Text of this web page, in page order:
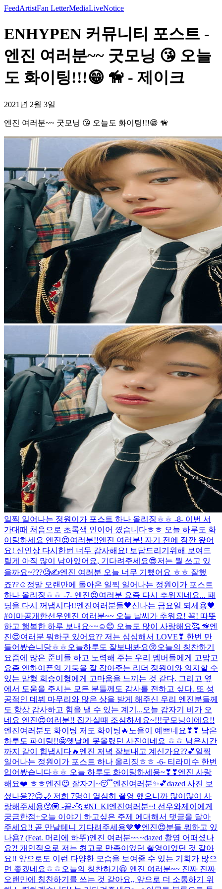
FeedArtistFan LetterMediaLiveNotice
ENHYPEN 커뮤니티 포스트 -
엔진 여러분~~ 굿모닝 😘 오늘
도 화이팅!!!😁 🦮 - 제이크
2021년 2월 3일
엔진 여러분~~ 굿모닝 😘 오늘도 화이팅!!!😁 🦮
일찍 일어나는 정원이가 포스트 하나 올리징ㅎㅎ -8- 이번 서
가대때 처음으로 초록색 인이어 꼈습니다ㅎㅎ 오늘 하루도 화
이팅하세요 엔진😍여러분!!엔진 여러분! 자기 전에 잠깐 왔어
요! 신인상 다시한번 너무 감사해요! 보답드리기위해 보여드
릴게 아직 많이 남아있어요, 기다려주세요😎저는 뭘 쓰고 있
을까요~???🧐✍️엔진 여러분 오늘 너무 기뻤어요 ㅎㅎ 잘했
죠??☺️ 정말 오랜만에 돌아온 일찍 일어나는 정원이가 포스트
하나 올리징ㅎㅎ -7- 엔진😍여러분 요즘 다시 추워지네요... 패
딩을 다시 꺼냅시다!!엔진여러분들💙신나는 금요일 되세용💙
#이마공개한선우엔진 여러분~~ 오늘 날씨가 추워요! 꼭! 따뜻
하고 행복한 하루 보내요~~☺️😊 오늘도 많이 사랑해요🥰 🦮엔
진😍여러분 뭐하구 있어요?? 저는 심심해서 LOVE❣ 한번 만
들어봤습니당ㅎㅎ 오늘하루도 잘보내봐요😚오늘의 칭찬하기
요즘에 많은 준비들 하고 노력해 주는 우리 멤버들에게 고맙고
요즘 엔하이픈의 기둥을 잘 잡아주는 리더 정원이와 의지할 수
있는 맏형 희승이형에게 고마움을 느끼는 것 같다. 그리고 옆
에서 도움을 주시는 모든 분들께도 감사를 전하고 싶다. 또 성
공적인 데뷔 마무리와 많은 상을 받게 해주신 우리 엔진분들께
도 항상 감사하고 힘을 낼 수 있는 계기...오늘 갑자기 비가 오
네요 엔진😍여러분!! 집가실때 조심하세요~!!!굿모닝이에요!!
엔진여러분도 화이팅 저도 화이팅🔥 노을이 예쁘네요❣❣ 남은
하루도 파이팅!!🤩옛날에 못올렸던 사진이네요 ㅎㅎ 남은시간
까지 같이 힙냅시다🔥 엔진 저녁 잘보내고 계신가요??💕일찍
일어나는 정원이가 포스트 하나 올리징ㅎㅎ -6- 티라미수 한번
입어봤습니다ㅎㅎ 오늘 하루도 화이팅하세용~❣❣엔진 사랑
해요❤️ ㅎㅎ엔진😍 잘자기~😴엔진여러분✨💕dazed 사진 보
셨나용??😊🌙 저희 7명이 열심히 촬영 했으니까 많이많이 사
랑해주세용🥺💟 -끝-🐆 #NI_KI엔진여러분~! 선우와제이에게
궁금한점+오늘 이야기 하고싶은 주제 에대해서 댓글을 달아
주세요!! 곧 만날테니 기다려주세용💙🖤엔진😍분들 뭐하고 있
나욤? (Feat. 머리에 하뚜)엔진 여러분~~~dazed 촬영 어떠셨나
요?! 개인적으로 저는 최고로 만족이었던 촬영이었던 것 같아
요!! 앞으로도 이런 다양한 모습을 보여줄 수 있는 기회가 많으
면 좋겠네요ㅎㅎ 오늘의 칭찬하기😆 엔진 여러분~~ 진짜 진짜
오랜만에 칭찬하기를 쓰는 것 같아요,, 앞으로 더 소통하기 위